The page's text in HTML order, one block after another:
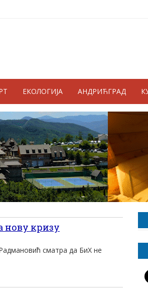
ЕКОЛОГИЈА АНДРИЋГРАД
нову кризу
сматра да БиХ не